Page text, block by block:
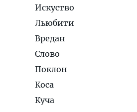
Искуство
Льюбити
Вредан
Слово
Поклон
Коса
Куча